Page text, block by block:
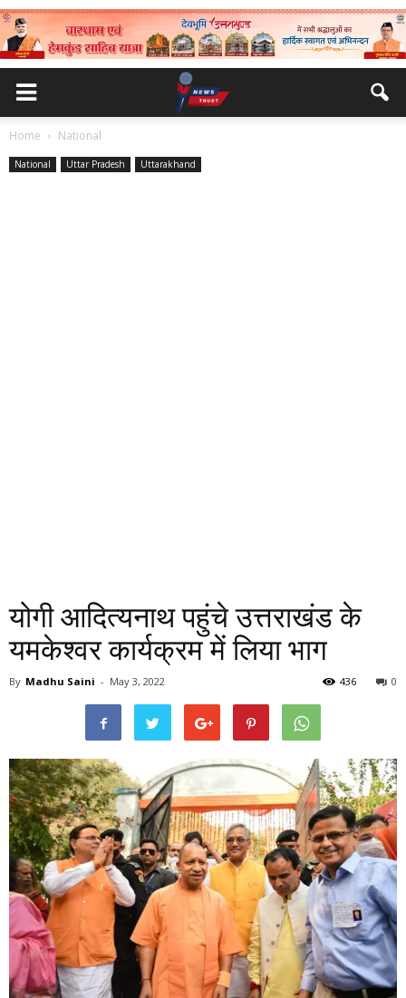
Home National
National Uttar Pradesh Uttarakhand
योगी आदित्यनाथ पहुंचे उत्तराखंड के
यमकेश्वर कार्यक्रम में लिया भाग
By Madhu Saini - May 3, 2022 0
436